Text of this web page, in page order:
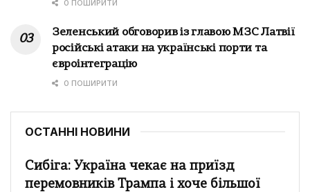
0 ПОШИРИТИ
Зеленський обговорив із главою МЗС Латвії
російські атаки на українські порти та
євроінтеграцію
0 ПОШИРИТИ
ОСТАННІ НОВИНИ
Сибіга: Україна чекає на приїзд
перемовників Трампа і хоче більшої